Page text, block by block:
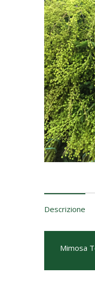
Descrizione
Mimosa